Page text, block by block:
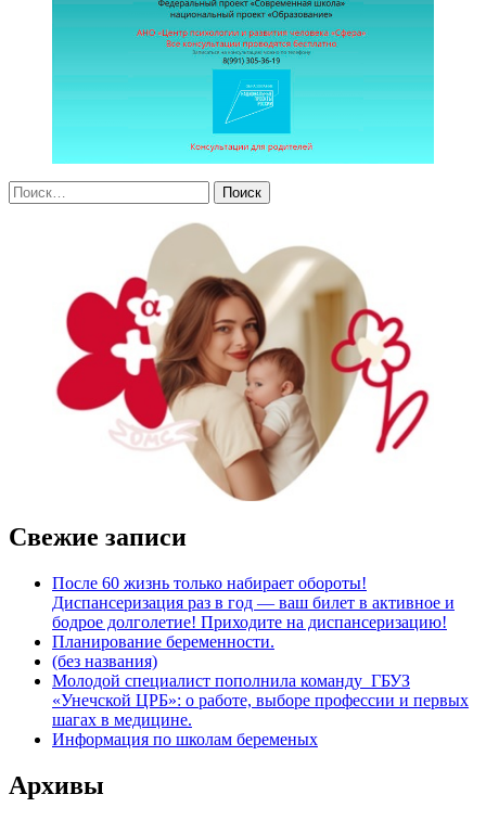
Свежие записи
После 60 жизнь только набирает обороты!
Диспансеризация раз в год — ваш билет в активное и
бодрое долголетие! Приходите на диспансеризацию!
Планирование беременности.
(без названия)
Молодой специалист пополнила команду ГБУЗ
«Унечской ЦРБ»: о работе, выборе профессии и первых
шагах в медицине.
Информация по школам беременых
Архивы